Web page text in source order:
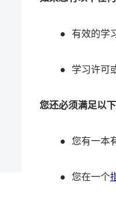
有效的学
学习许可
您还必须满足以下
您有一本
您在一个